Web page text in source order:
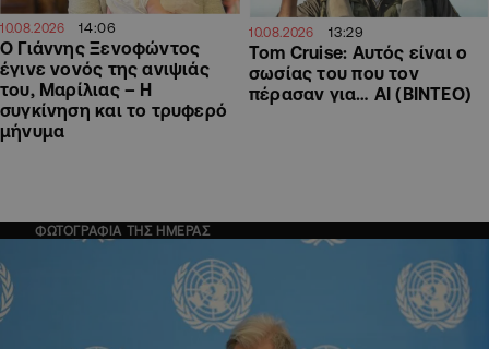
10.08.2026 14:06
O Γιάννης Ξενοφώντος
έγινε νονός της ανιψιάς
του, Μαρίλιας – Η
συγκίνηση και το τρυφερό
μήνυμα
10.08.2026 13:29
Tom Cruise: Αυτός είναι ο
σωσίας του που τον
πέρασαν για… AI (ΒΙΝΤΕΟ)
ΦΩΤΟΓΡΑΦΙΑ ΤΗΣ ΗΜΕΡΑΣ